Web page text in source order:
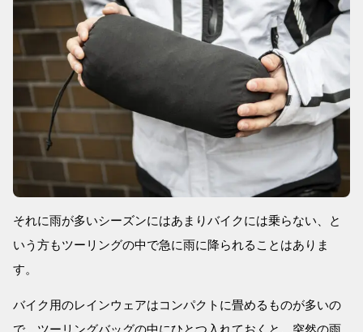
それに雨が多いシーズンにはあまりバイクには乗らない、と
いう方もツーリングの中で急に雨に降られることはありま
す。
バイク用のレインウェアはコンパクトに畳めるものが多いの
で、ツーリングバッグの中にひとつ入れておくと、突然の雨